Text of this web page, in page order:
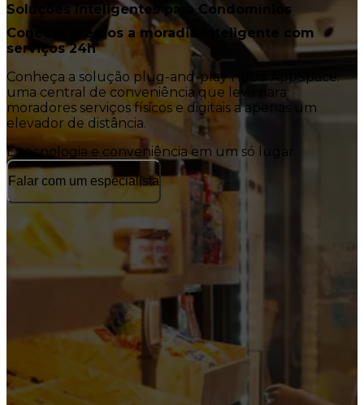
Moradia inteligente e flexível para ficar
Decorar
Solução completa de
gestão para rentabilizar mais.
Soluções Inteligentes para Condomínios
Conecte prédios a moradia inteligente com
serviços 24h
Conheça a solução plug-and-play Housi AppSpace:
uma central de conveniência que leva para
moradores serviços físicos e digitais a apenas um
elevador de distância.
É tecnologia e conveniência em um só lugar.
Falar com um especialista